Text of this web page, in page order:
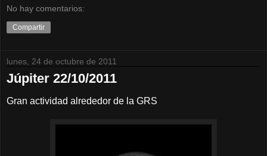
No hay comentarios:
Compartir
lunes, 24 de octubre de 2011
Júpiter 22/10/2011
Gran actividad alrededor de la GRS